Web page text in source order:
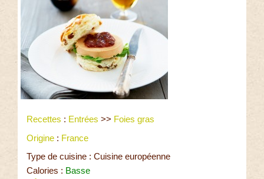
Recettes : Entrées >> Foies gras
Origine : France
Type de cuisine : Cuisine européenne
Calories : Basse